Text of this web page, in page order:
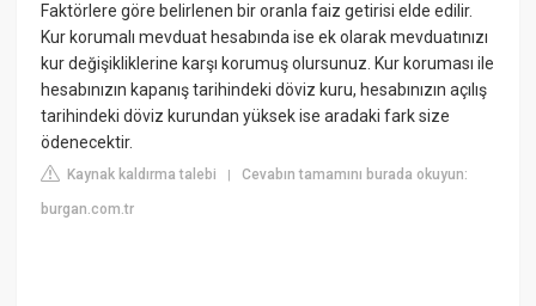
Faktörlere göre belirlenen bir oranla faiz getirisi elde edilir.
Kur korumalı mevduat hesabında ise ek olarak mevduatınızı
kur değişikliklerine karşı korumuş olursunuz. Kur koruması ile
hesabınızın kapanış tarihindeki döviz kuru, hesabınızın açılış
tarihindeki döviz kurundan yüksek ise aradaki fark size
ödenecektir.
Kaynak kaldırma talebi |Cevabın tamamını burada okuyun:
burgan.com.tr